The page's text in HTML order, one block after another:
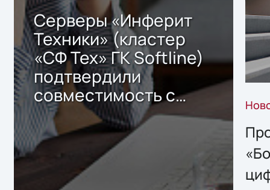
Серверы «Инферит
Техники» (кластер
«СФ Тех» ГК Softline)
подтвердили
совместимость с
решением Sharx
Storage 2.x для
хранения данных